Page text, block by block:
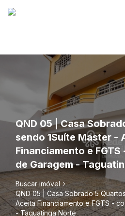
QND 05 | Casa
sendo 1Suíte Master -
Financiamento e
de Garagem -
Buscar imóvel
QND 05 | Casa Sobrado 5
Aceita Financiamento e FGTS -
- Taguatinga Norte